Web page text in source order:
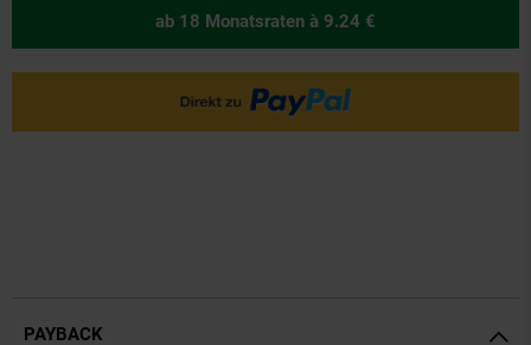
ab 18 Monatsraten à 9.24 €
PAYBACK